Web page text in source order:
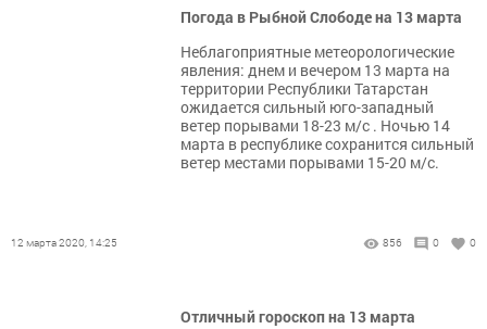
Погода в Рыбной Слободе на 13 марта
Неблагоприятные метеорологические
явления: днем и вечером 13 марта на
территории Республики Татарстан
ожидается сильный юго-западный
ветер порывами 18-23 м/с . Ночью 14
марта в республике сохранится сильный
ветер местами порывами 15-20 м/с.
12 марта 2020, 14:25 856 0 0
Отличный гороскоп на 13 марта